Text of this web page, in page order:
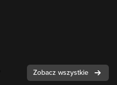
Zobacz wszystkie